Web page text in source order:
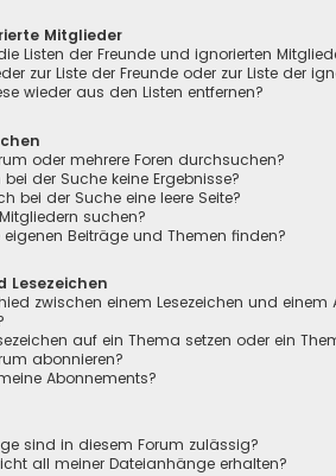
Mitglieder
Listen der Freunde und ignorierten
zur Liste der Freunde oder zur Liste der
wieder aus den Listen entfernen?
oder mehrere Foren durchsuchen?
der Suche keine Ergebnisse?
bei der Suche eine leere Seite?
suchen?
Beiträge und Themen finden?
Lesezeichen
zwischen einem Lesezeichen und einem
auf ein Thema setzen oder ein
abonnieren?
Abonnements?
sind in diesem Forum zulässig?
all meiner Dateianhänge erhalten?